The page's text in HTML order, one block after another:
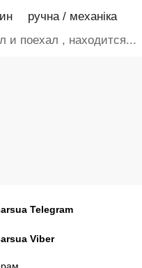
ручна / механіка
и поехал , находится...
Telegram
Viber